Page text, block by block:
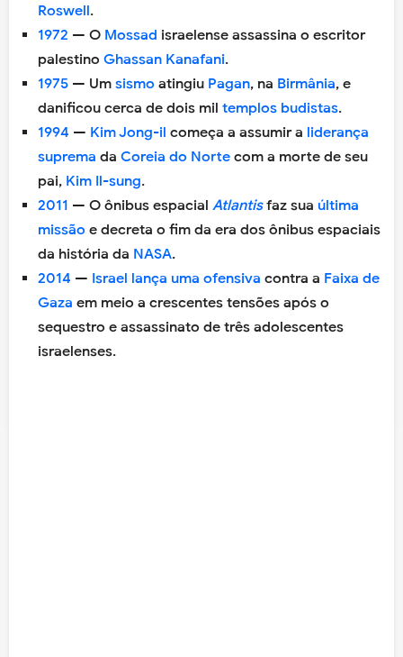
Roswell.
1972 — O Mossad israelense assassina o escritor
palestino Ghassan Kanafani.
1975 — Um sismo atingiu Pagan, na Birmânia, e
danificou cerca de dois mil templos budistas.
1994 — Kim Jong-il começa a assumir a liderança
suprema da Coreia do Norte com a morte de seu
pai, Kim Il-sung.
2011 — O ônibus espacial Atlantisfaz sua última
missão e decreta o fim da era dos ônibus espaciais
da história da NASA.
2014 — Israel lança uma ofensiva contra a Faixa de
Gaza em meio a crescentes tensões após o
sequestro e assassinato de três adolescentes
israelenses.